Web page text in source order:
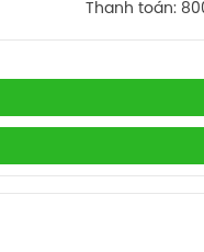
Thanh toán: